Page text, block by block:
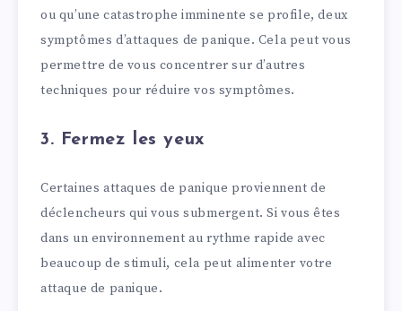
ou qu’une catastrophe imminente se profile, deux
symptômes d’attaques de panique. Cela peut vous
permettre de vous concentrer sur d’autres
techniques pour réduire vos symptômes.
3. Fermez les yeux
Certaines attaques de panique proviennent de
déclencheurs qui vous submergent. Si vous êtes
dans un environnement au rythme rapide avec
beaucoup de stimuli, cela peut alimenter votre
attaque de panique.